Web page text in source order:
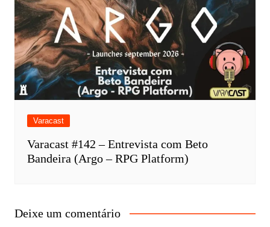
Varacast
Varacast #142 – Entrevista com Beto
Bandeira (Argo – RPG Platform)
Deixe um comentário